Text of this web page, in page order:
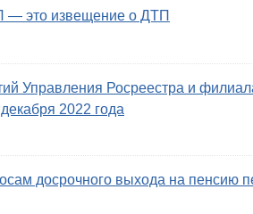
это извещение о ДТП
Управления Росреестра и
2022 года
досрочного выхода на пенсию